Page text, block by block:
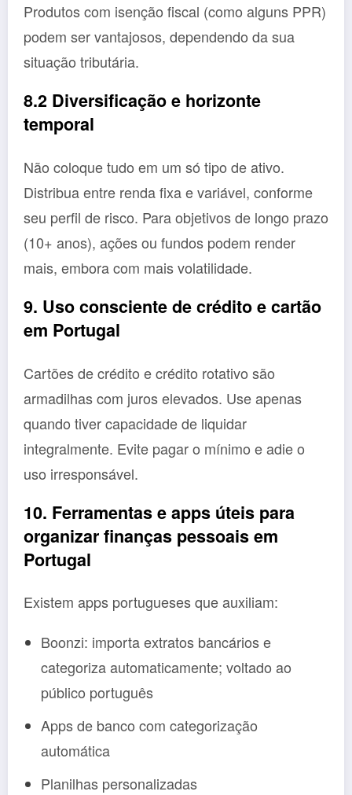
Produtos com isenção fiscal (como alguns PPR)
podem ser vantajosos, dependendo da sua
situação tributária.
8.2 Diversificação e horizonte
temporal
Não coloque tudo em um só tipo de ativo.
Distribua entre renda fixa e variável, conforme
seu perfil de risco. Para objetivos de longo prazo
(10+ anos), ações ou fundos podem render
mais, embora com mais volatilidade.
9. Uso consciente de crédito e cartão
em Portugal
Cartões de crédito e crédito rotativo são
armadilhas com juros elevados. Use apenas
quando tiver capacidade de liquidar
integralmente. Evite pagar o mínimo e adie o
uso irresponsável.
10. Ferramentas e apps úteis para
organizar finanças pessoais em
Portugal
Existem apps portugueses que auxiliam:
Boonzi: importa extratos bancários e
categoriza automaticamente; voltado ao
público português
Apps de banco com categorização
automática
Planilhas personalizadas